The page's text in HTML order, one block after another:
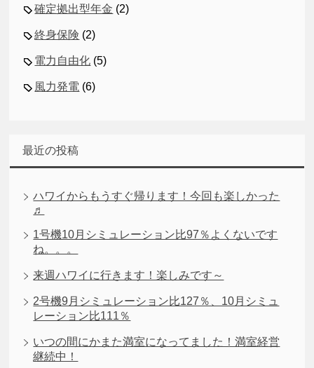
確定拠出型年金 (2)
終身保険 (2)
電力自由化 (5)
風力発電 (6)
最近の投稿
ハワイからもうすぐ帰ります！今回も楽しかった
♬
1号機10月シミュレーション比97％よくないです
ね。。。
来週ハワイに行きます！楽しみです～
2号機9月シミュレーション比127％、10月シミュ
レーション比111％
いつの間にかまた満室になってました！満室経営
継続中！